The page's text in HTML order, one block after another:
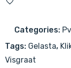
6202
click)
Desert
aantal
Categories:
Tags: Gelasta,
Visgraat